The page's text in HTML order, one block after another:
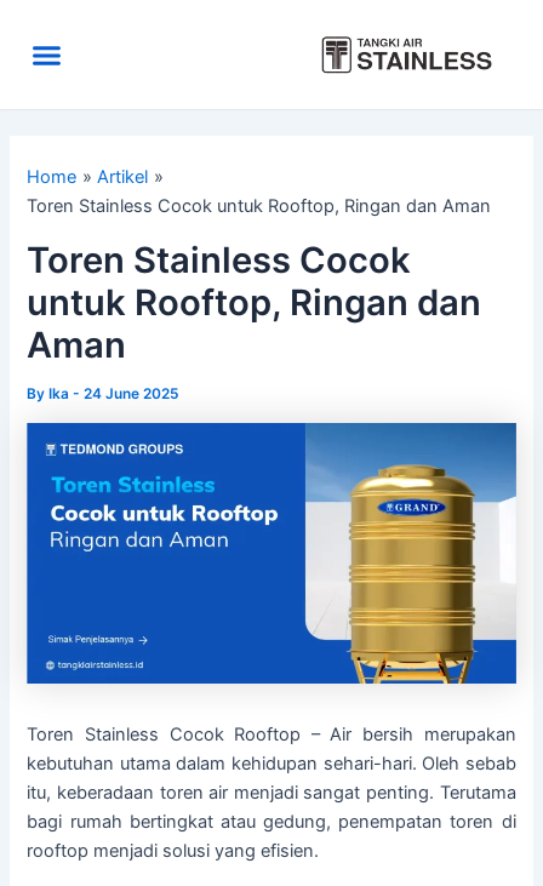
contentMenu
Home
Artikel
Toren Stainless Cocok untuk Rooftop, Ringan dan Aman
Toren Stainless Cocok
untuk Rooftop, Ringan dan
Aman
ByIka-24 June 2025
Toren Stainless Cocok Rooftop – Air bersih merupakan
kebutuhan utama dalam kehidupan sehari-hari. Oleh sebab
itu, keberadaan toren air menjadi sangat penting. Terutama
bagi rumah bertingkat atau gedung, penempatan toren di
rooftop menjadi solusi yang efisien.